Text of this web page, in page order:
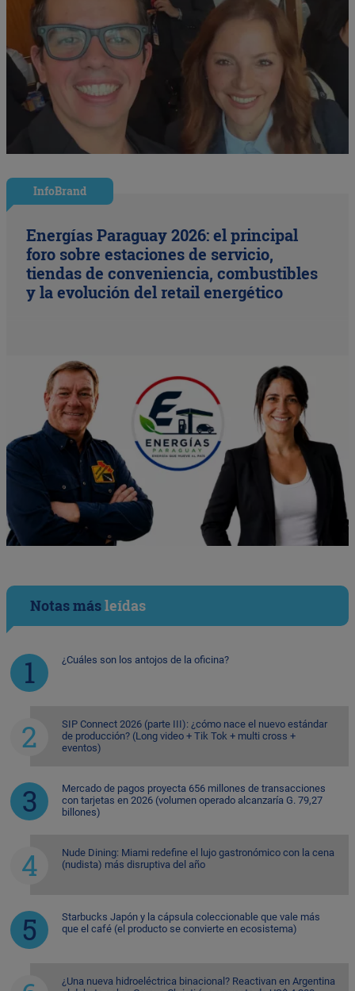
InfoBrand
Energías Paraguay 2026: el principal
foro sobre estaciones de servicio,
tiendas de conveniencia, combustibles
y la evolución del retail energético
Notas másleídas
¿Cuáles son los antojos de la oficina?
SIP Connect 2026 (parte III): ¿cómo nace el nuevo estándar
de producción? (Long video + Tik Tok + multi cross +
eventos)
Mercado de pagos proyecta 656 millones de transacciones
con tarjetas en 2026 (volumen operado alcanzaría G. 79,27
billones)
Nude Dining: Miami redefine el lujo gastronómico con la cena
(nudista) más disruptiva del año
Starbucks Japón y la cápsula coleccionable que vale más
que el café (el producto se convierte en ecosistema)
¿Una nueva hidroeléctrica binacional? Reactivan en Argentina